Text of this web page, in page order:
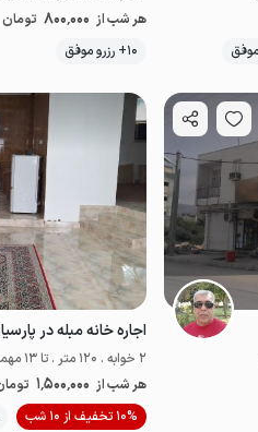
موقعیت در نقشه
اقتصادی
هر شب از 800٬000 تومان
10+ رزرو موفق
اقتصادی
اجاره خانه مبله در
2 خوابه . 120 متر . تا 13 مهمان
هر شب از 1٬500٬000
10% تخفیف از 10 شب